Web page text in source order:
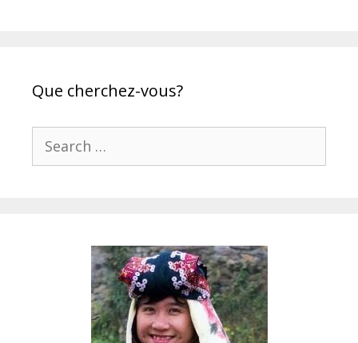
Que cherchez-vous?
Search